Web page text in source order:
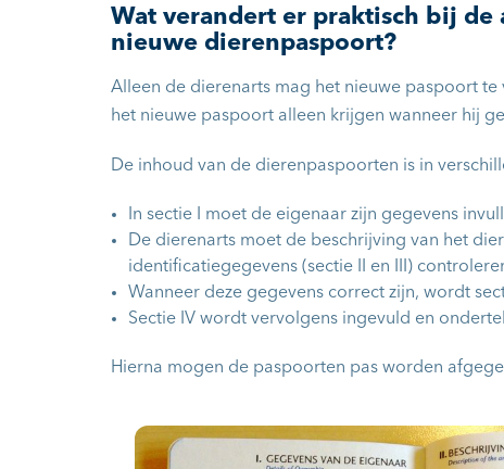
Wat verandert er praktisch bij de
nieuwe dierenpaspoort?
Alleen de dierenarts mag het nieuwe paspoort te
het nieuwe paspoort alleen krijgen wanneer hij
De inhoud van de dierenpaspoorten is in
In sectie I moet de eigenaar zijn gegevens
De dierenarts moet de beschrijving van het
identificatiegegevens (sectie II en III)
Wanneer deze gegevens correct zijn, wordt
Sectie IV wordt vervolgens ingevuld en
Hierna mogen de paspoorten pas worden